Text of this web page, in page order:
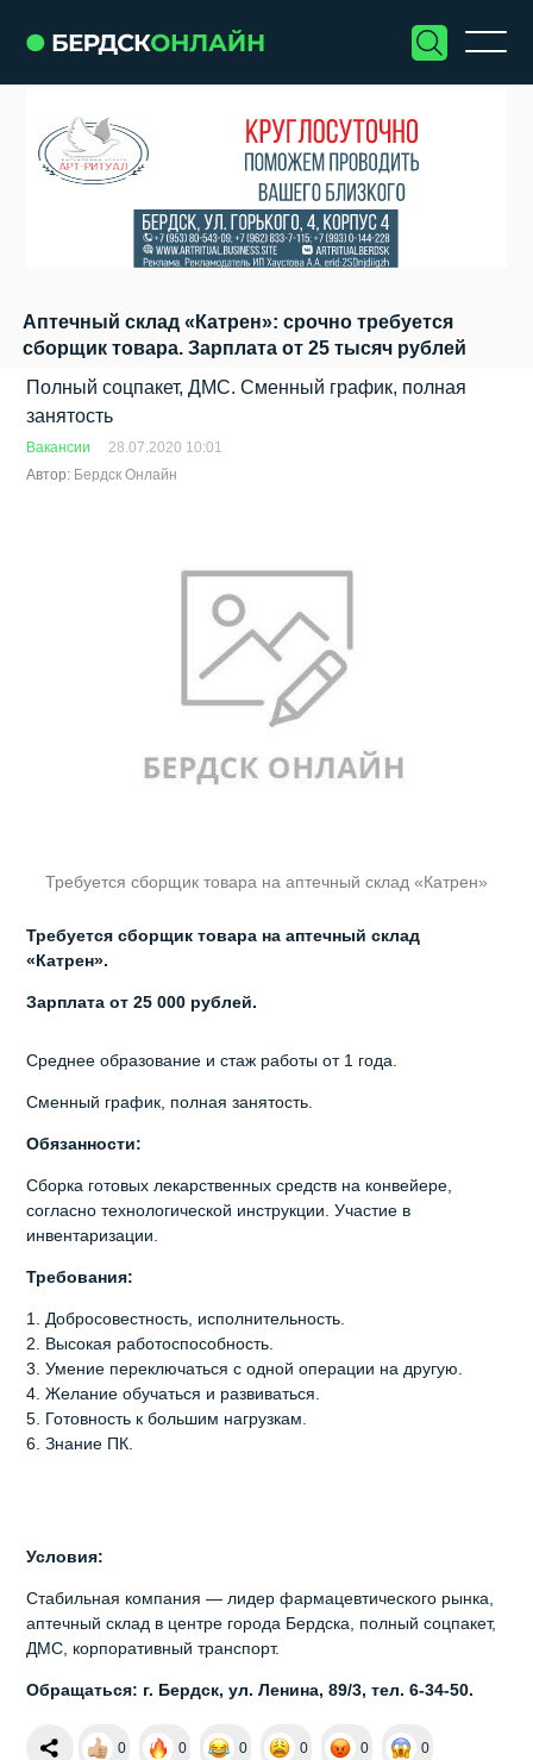
Аптечный склад «Катрен»: срочно требуется
сборщик товара. Зарплата от 25 тысяч рублей
Полный соцпакет, ДМС. Сменный график, полная
занятость
Вакансии
28.07.2020 10:01
Автор: Бердск Онлайн
Требуется сборщик товара на аптечный склад «Катрен»
Требуется сборщик товара на аптечный склад
«Катрен».
Зарплата от 25 000 рублей.
Среднее образование и стаж работы от 1 года.
Сменный график, полная занятость.
Обязанности:
Сборка готовых лекарственных средств на конвейере,
согласно технологической инструкции. Участие в
инвентаризации.
Требования:
1. Добросовестность, исполнительность.
2. Высокая работоспособность.
3. Умение переключаться с одной операции на другую.
4. Желание обучаться и развиваться.
5. Готовность к большим нагрузкам.
6. Знание ПК.
Условия:
Стабильная компания — лидер фармацевтического рынка,
аптечный склад в центре города Бердска, полный соцпакет,
ДМС, корпоративный транспорт.
Обращаться: г. Бердск, ул. Ленина, 89/3, тел. 6-34-50.
0 0 0 0 0 0